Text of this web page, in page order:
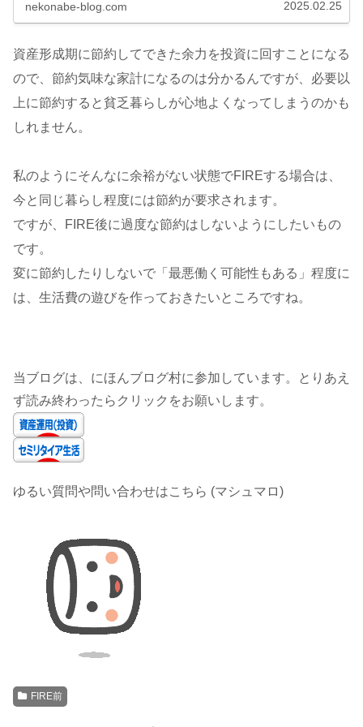
nekonabe-blog.com 2025.02.25
資産形成期に節約してできた余力を投資に回すことになる
ので、節約気味な家計になるのは分かるんですが、必要以
上に節約すると貧乏暮らしが心地よくなってしまうのかも
しれません。
私のようにそんなに余裕がない状態でFIREする場合は、
今と同じ暮らし程度には節約が要求されます。
ですが、FIRE後に過度な節約はしないようにしたいもの
です。
変に節約したりしないで「最悪働く可能性もある」程度に
は、生活費の遊びを作っておきたいところですね。
当ブログは、にほんブログ村に参加しています。とりあえ
ず読み終わったらクリックをお願いします。
ゆるい質問や問い合わせはこちら (マシュマロ)
FIRE前